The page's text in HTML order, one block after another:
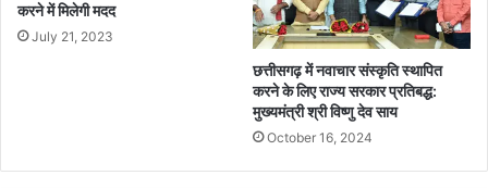
ग
त
करने में मिलेगी मदद
July 21, 2023
छत्तीसगढ़ में नवाचार संस्कृति स्थापित
करने के लिए राज्य सरकार प्रतिबद्ध:
मुख्यमंत्री श्री विष्णु देव साय
October 16, 2024